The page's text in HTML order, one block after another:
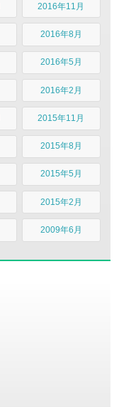
2016年11月
2016年8月
2016年5月
2016年2月
2015年11月
2015年8月
2015年5月
2015年2月
2009年6月